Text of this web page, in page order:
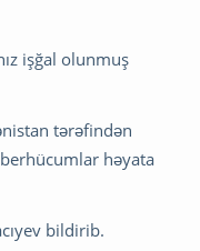
işğal olunmuş
tərəfindən
həyata
bildirib.